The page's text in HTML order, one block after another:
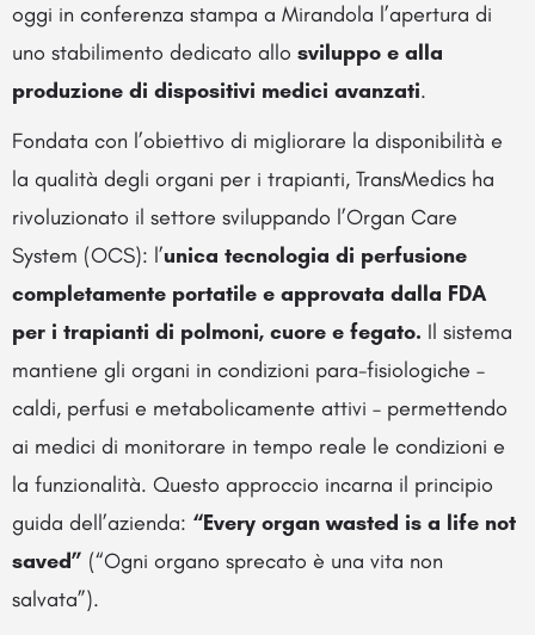
oggi in conferenza stampa a Mirandola l’apertura di
uno stabilimento dedicato allo sviluppo e alla
produzione di dispositivi medici avanzati.
Fondata con l’obiettivo di migliorare la disponibilità e
la qualità degli organi per i trapianti, TransMedics ha
rivoluzionato il settore sviluppando l’Organ Care
System (OCS): l’unica tecnologia di perfusione
completamente portatile e approvata dalla FDA
per i trapianti di polmoni, cuore e fegato. Il sistema
mantiene gli organi in condizioni para-fisiologiche –
caldi, perfusi e metabolicamente attivi – permettendo
ai medici di monitorare in tempo reale le condizioni e
la funzionalità. Questo approccio incarna il principio
guida dell’azienda: “Every organ wasted is a life not
saved” (“Ogni organo sprecato è una vita non
salvata”).